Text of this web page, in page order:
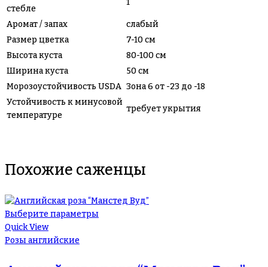
стебле
Аромат / запах
слабый
Размер цветка
7-10 см
Высота куста
80-100 см
Ширина куста
50 см
Морозоустойчивость USDA Зона 6 от -23 до -18
Устойчивость к минусовой
температуре
требует укрытия
Похожие саженцы
Выберите параметры
Quick View
Розы английские